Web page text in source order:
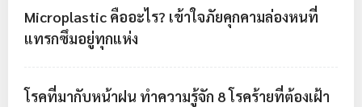
Microplastic คืออะไร? เข้าใจภัยคุกคามล่องหนที่
แทรกซึมอยู่ทุกแห่ง
โรคที่มากับหน้าฝน ทำความรู้จัก 8 โรคร้ายที่ต้องเฝ้า